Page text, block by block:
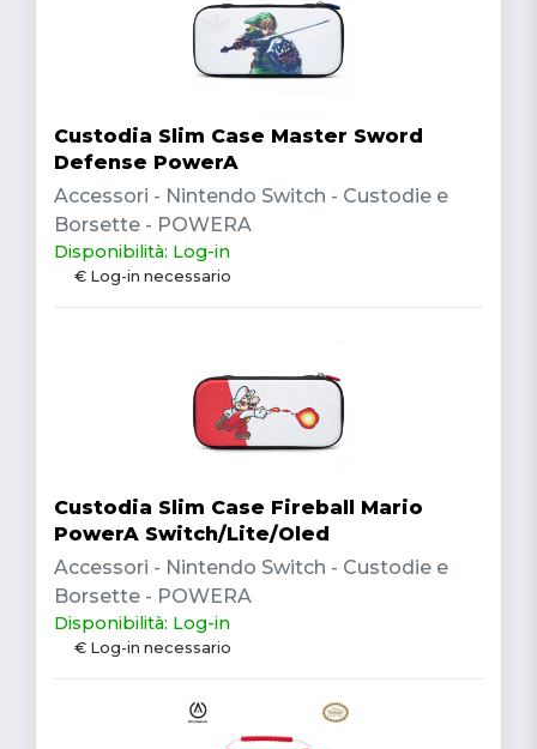
Custodia Slim Case Master Sword
Defense PowerA
Accessori - Nintendo Switch - Custodie e
Borsette - POWERA
Disponibilità: Log-in
€ Log-in necessario
Custodia Slim Case Fireball Mario
PowerA Switch/Lite/Oled
Accessori - Nintendo Switch - Custodie e
Borsette - POWERA
Disponibilità: Log-in
€ Log-in necessario